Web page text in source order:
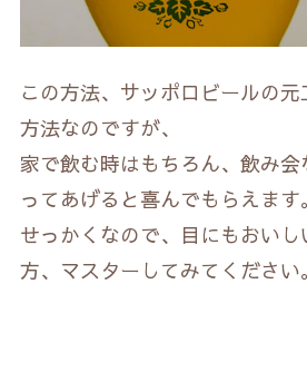
この方法、サッポロビールの
方法なのですが、
家で飲む時はもちろん、飲み
ってあげると喜んでもらえます。
せっかくなので、目にもおい
方、マスターしてみてください。